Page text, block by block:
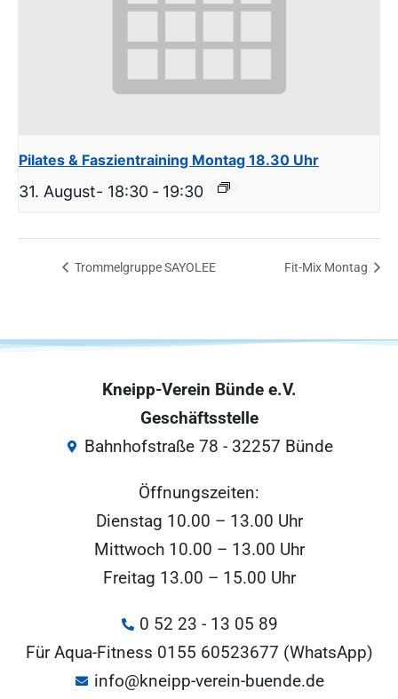
Pilates & Faszientraining Montag 18.30 Uhr
31. August- 18:30 - 19:30
Trommelgruppe SAYOLEE Fit-Mix Montag
Kneipp-Verein Bünde e.V.
Geschäftsstelle
Bahnhofstraße 78 - 32257 Bünde
Öffnungszeiten:
Dienstag 10.00 – 13.00 Uhr
Mittwoch 10.00 – 13.00 Uhr
Freitag 13.00 – 15.00 Uhr
0 52 23 - 13 05 89
Für Aqua-Fitness 0155 60523677 (WhatsApp)
info@kneipp-verein-buende.de